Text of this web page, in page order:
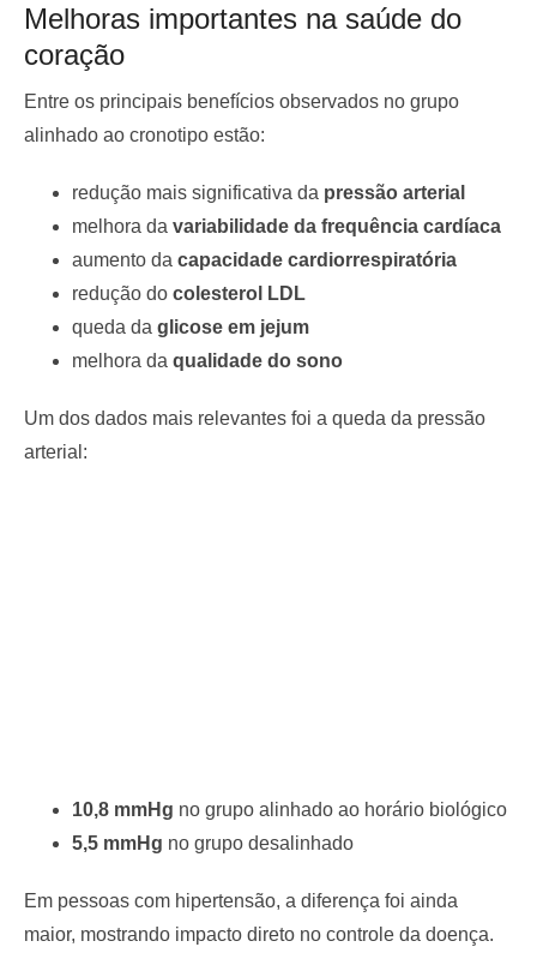
Melhoras importantes na saúde do
coração
Entre os principais benefícios observados no grupo
alinhado ao cronotipo estão:
redução mais significativa da pressão arterial
melhora da variabilidade da frequência cardíaca
aumento da capacidade cardiorrespiratória
redução do colesterol LDL
queda da glicose em jejum
melhora da qualidade do sono
Um dos dados mais relevantes foi a queda da pressão
arterial:
10,8 mmHg no grupo alinhado ao horário biológico
5,5 mmHg no grupo desalinhado
Em pessoas com hipertensão, a diferença foi ainda
maior, mostrando impacto direto no controle da doença.